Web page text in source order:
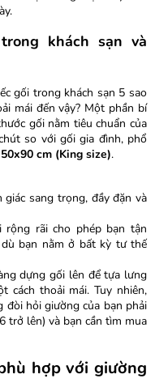
khách sạn và
gối trong khách sạn 5 sao
mái đến vậy? Một phần bí
gối nằm tiêu chuẩn của
so với gối gia đình, phổ
50x90 cm (King size).
sang trọng, đầy đặn và
rộng rãi cho phép bạn tận
bạn nằm ở bất kỳ tư thế
dựng gối lên để tựa lưng
cách thoải mái. Tuy nhiên,
đòi hỏi giường của bạn phải
trở lên) và bạn cần tìm mua
hợp với giường